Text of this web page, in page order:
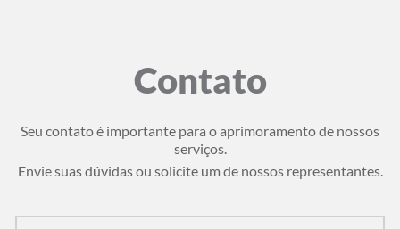
Contato
Seu contato é importante para o aprimoramento de nossos
serviços.
Envie suas dúvidas ou solicite um de nossos representantes.